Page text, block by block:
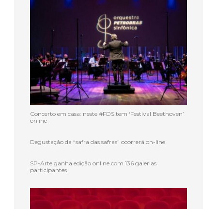
Concerto em casa: neste #FDS tem ‘Festival Beethoven’
online
Degustação da “safra das safras” ocorrerá on-line
SP-Arte ganha edição online com 136 galerias
participantes